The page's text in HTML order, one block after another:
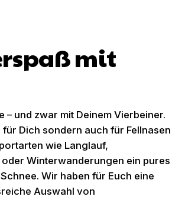
mit
– und zwar mit Deinem Vierbeiner.
für Dich sondern auch für Fellnasen
wie Langlauf,
Winterwanderungen ein pures
Wir haben für Euch eine
Auswahl von